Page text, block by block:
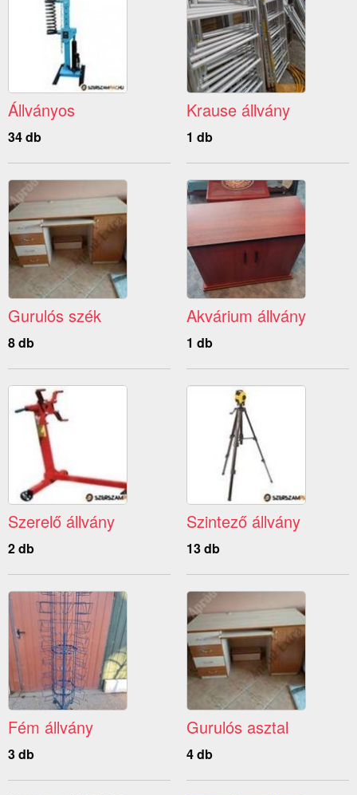
Állványos
34 db
Krause állvány
1 db
Gurulós szék
8 db
Akvárium állvány
1 db
Szerelő állvány
2 db
Szintező állvány
13 db
Fém állvány
3 db
Gurulós asztal
4 db